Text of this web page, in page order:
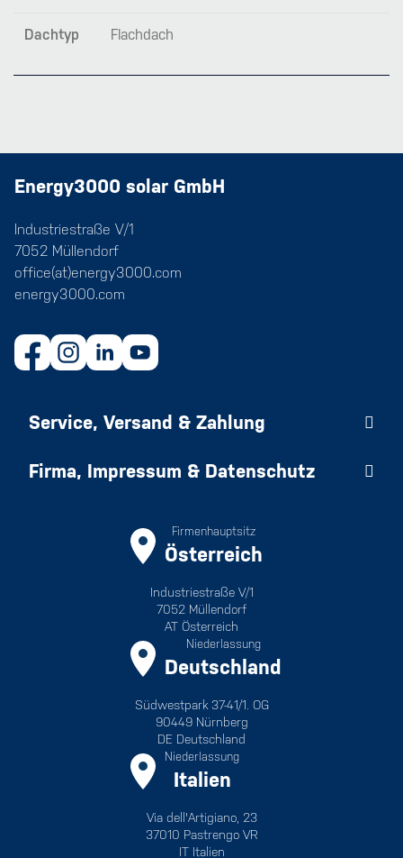
Dachtyp Flachdach
Energy3000 solar GmbH
Industriestraße V/1
7052 Müllendorf
office(at)energy3000.com
energy3000.com
Service, Versand & Zahlung
Firma, Impressum & Datenschutz
Firmenhauptsitz
Österreich
Industriestraße V/1
7052 Müllendorf
AT Österreich
Niederlassung
Deutschland
Südwestpark 37-41/1. OG
90449 Nürnberg
DE Deutschland
Niederlassung
Italien
Via dell'Artigiano, 23
37010 Pastrengo VR
IT Italien